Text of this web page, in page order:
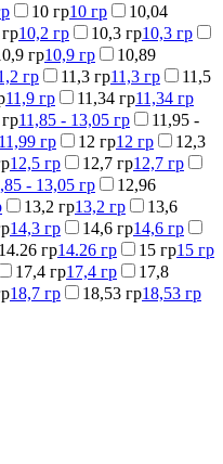
10 гр10 гр
10,04
10,2 гр 10,3 гр10,3 гр
гр10,9 гр
10,89
гр 11,3 гр11,3 гр
11,5
11,9 гр 11,34 гр11,34 гр
11,85 - 13,05 гр
11,95 -
11,99 гр 12 гр12 гр
12,3
12,5 гр 12,7 гр12,7 гр
- 13,05 гр
12,96
13,2 гр13,2 гр
13,6
14,3 гр 14,6 гр14,6 гр
14.26 гр14.26 гр 15 гр15 гр
17,4 гр17,4 гр
17,8
18,7 гр 18,53 гр18,53 гр